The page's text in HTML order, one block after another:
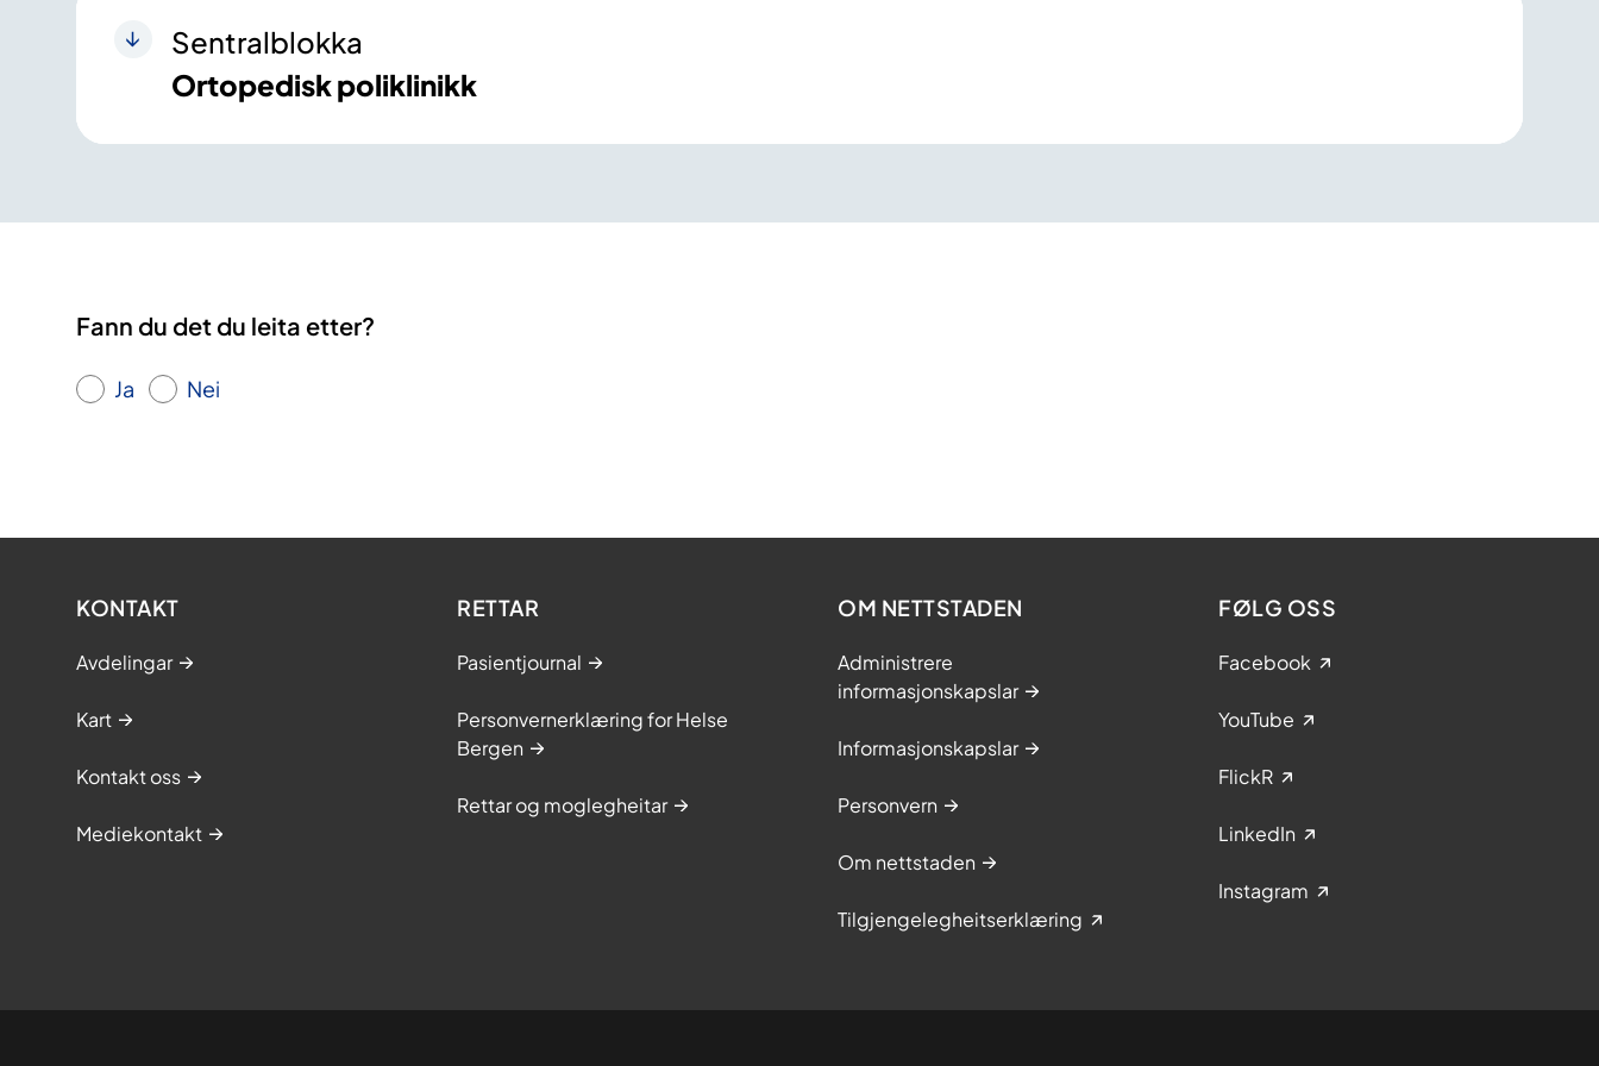
Sentralblokka
Ortopedisk poliklinikk
Fann du det du leita etter?
Ja Nei
KONTAKT
Avdelingar
Kart
Kontakt oss
Mediekontakt
RETTAR
Pasientjournal
Personvernerklæring for Helse
Bergen
Rettar og moglegheitar
OM NETTSTADEN
Administrere
informasjonskapslar
Informasjonskapslar
Personvern
Om nettstaden
Tilgjengelegheitserklæring
FØLG OSS
Facebook
YouTube
FlickR
LinkedIn
Instagram